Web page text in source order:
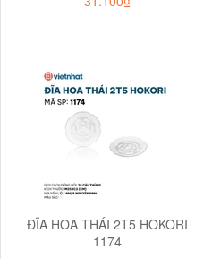
ĐĨA HOA THÁI 2T5 HOKORI
1174